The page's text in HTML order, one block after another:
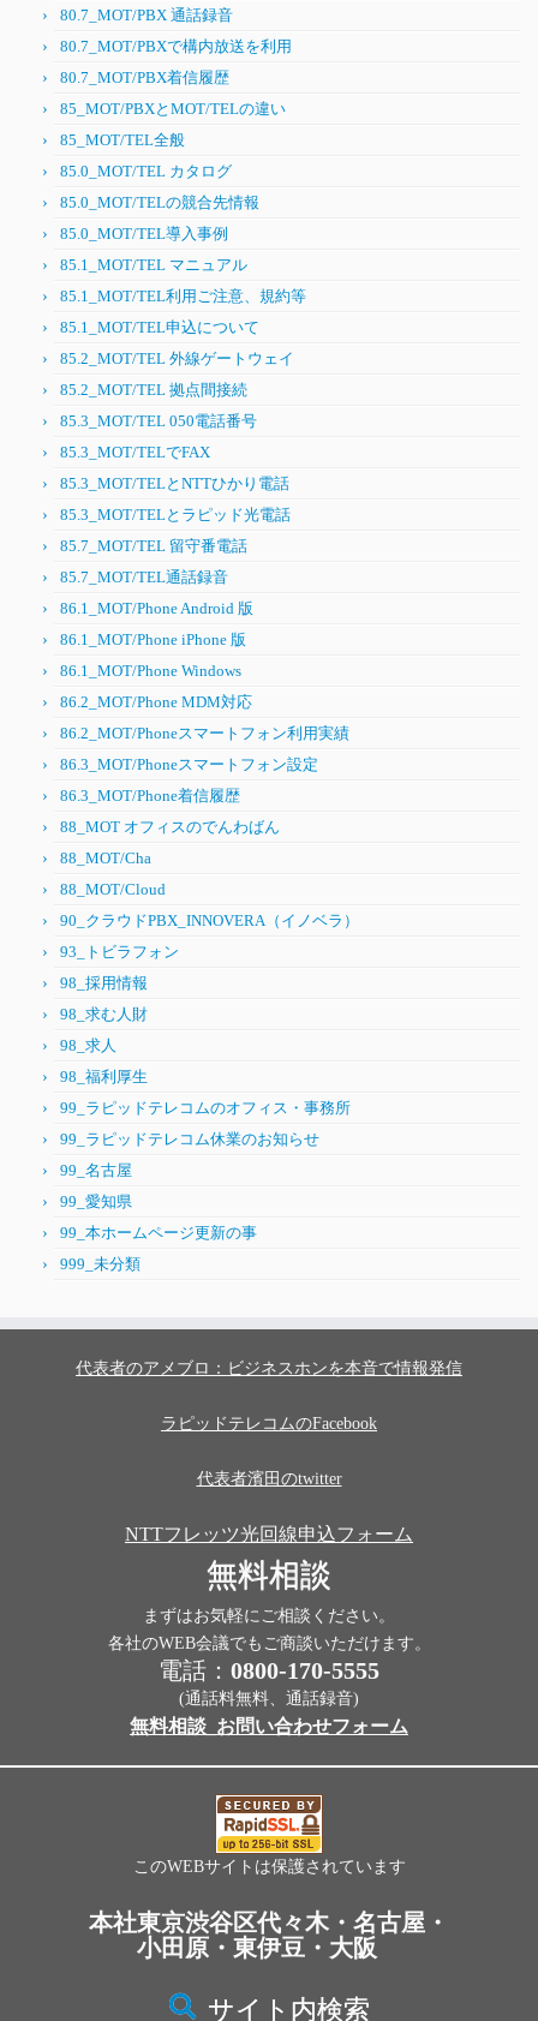
80.7_MOT/PBX 通話録音
80.7_MOT/PBXで構内放送を利用
80.7_MOT/PBX着信履歴
85_MOT/PBXとMOT/TELの違い
85_MOT/TEL全般
85.0_MOT/TEL カタログ
85.0_MOT/TELの競合先情報
85.0_MOT/TEL導入事例
85.1_MOT/TEL マニュアル
85.1_MOT/TEL利用ご注意、規約等
85.1_MOT/TEL申込について
85.2_MOT/TEL 外線ゲートウェイ
85.2_MOT/TEL 拠点間接続
85.3_MOT/TEL 050電話番号
85.3_MOT/TELでFAX
85.3_MOT/TELとNTTひかり電話
85.3_MOT/TELとラピッド光電話
85.7_MOT/TEL 留守番電話
85.7_MOT/TEL通話録音
86.1_MOT/Phone Android 版
86.1_MOT/Phone iPhone 版
86.1_MOT/Phone Windows
86.2_MOT/Phone MDM対応
86.2_MOT/Phoneスマートフォン利用実績
86.3_MOT/Phoneスマートフォン設定
86.3_MOT/Phone着信履歴
88_MOT オフィスのでんわばん
88_MOT/Cha
88_MOT/Cloud
90_クラウドPBX_INNOVERA（イノベラ）
93_トビラフォン
98_採用情報
98_求む人財
98_求人
98_福利厚生
99_ラピッドテレコムのオフィス・事務所
99_ラピッドテレコム休業のお知らせ
99_名古屋
99_愛知県
99_本ホームページ更新の事
999_未分類
代表者のアメブロ：ビジネスホンを本音で情報発信
ラピッドテレコムのFacebook
代表者濱田のtwitter
NTTフレッツ光回線申込フォーム
無料相談
まずはお気軽にご相談ください。
各社のWEB会議でもご商談いただけます。
電話： 0800-170-5555
(通話料無料、通話録音)
無料相談_お問い合わせフォーム
このWEBサイトは保護されています
本社東京渋谷区代々木・名古屋・
小田原・東伊豆・大阪
サイト内検索